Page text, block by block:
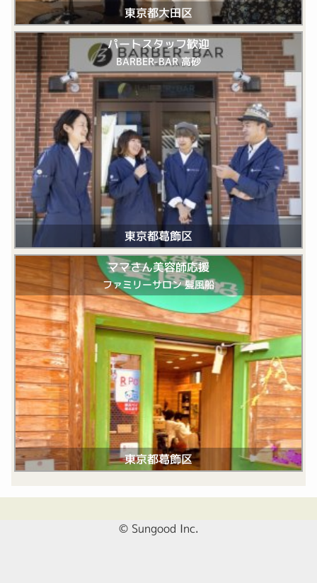
東京都大田区
パートスタッフ歓迎
BARBER-BAR 高砂
東京都葛飾区
ママさん美容師応援
ファミリーサロン 髪風船
東京都葛飾区
© Sungood Inc.